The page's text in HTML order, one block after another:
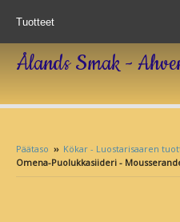
Tuotteet
Ålands Smak -
Päätaso ›› Kökar - Luostarisaaren
Omena-Puolukkasiideri -